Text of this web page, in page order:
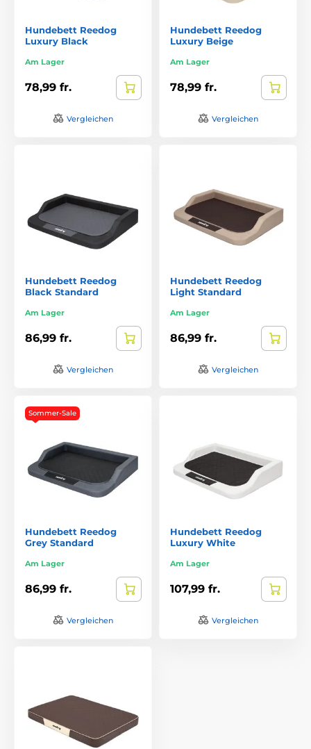
Hundebett Reedog
Luxury Black
Am Lager
78,99 fr.
Vergleichen
Hundebett Reedog
Luxury Beige
Am Lager
78,99 fr.
Vergleichen
Hundebett Reedog
Black Standard
Am Lager
86,99 fr.
Vergleichen
Hundebett Reedog
Light Standard
Am Lager
86,99 fr.
Vergleichen
Sommer-Sale
Hundebett Reedog
Grey Standard
Am Lager
86,99 fr.
Vergleichen
Hundebett Reedog
Luxury White
Am Lager
107,99 fr.
Vergleichen